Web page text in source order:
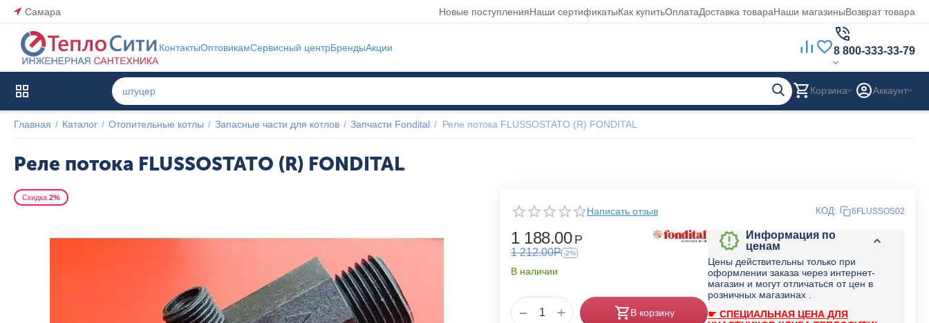
Самара Новые поступленияНаши сертификатыКак купитьОплатаДоставка товараНаши магазиныВозврат товара
КонтактыОптовикамСервисный центрБрендыАкции 8 800-333-33-79
Корзина Аккаунт
Главная / Каталог / Отопительные котлы / Запасные части для котлов / Запчасти Fondital / Реле потока FLUSSOSTATO (R) FONDITAL
Реле потока FLUSSOSTATO (R) FONDITAL
Скидка 2%
Написать отзыв КОД: 6FLUSSOS02
1 188.00 Р
1 212.00Р -2%
В наличии
+
− В корзину
Информация по
ценам
Цены действительны только при
оформлении заказа через интернет-
магазин и могут отличаться от цен в
розничных магазинах .
☛ СПЕЦИАЛЬНАЯ ЦЕНА ДЛЯ